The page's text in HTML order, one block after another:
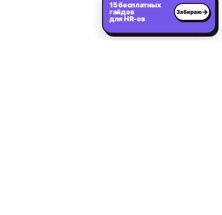
15 бесплатных
гайдов
для HR-ов
Забираю→